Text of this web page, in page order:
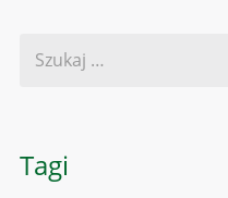
Tagi